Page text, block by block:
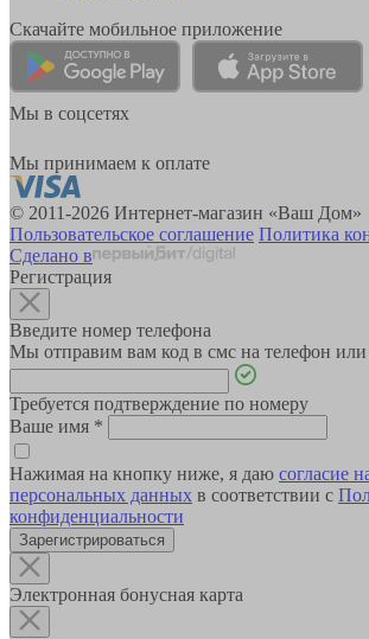
Скачайте мобильное приложение
Мы в соцсетях
Мы принимаем к оплате
© 2011-2026 Интернет-магазин «Ваш Дом»
Пользовательское соглашение Политика
Сделано в
Регистрация
Введите номер телефона
Мы отправим вам код в смс на телефон
Требуется подтверждение по номеру
Ваше имя *
Нажимая на кнопку ниже, я даю согласие
персональных данных в соответствии с
конфиденциальности
Зарегистрироваться
Электронная бонусная карта